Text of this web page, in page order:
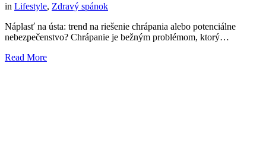
in Lifestyle, Zdravý spánok
Náplasť na ústa: trend na riešenie chrápania alebo potenciálne
nebezpečenstvo? Chrápanie je bežným problémom, ktorý…
Read More